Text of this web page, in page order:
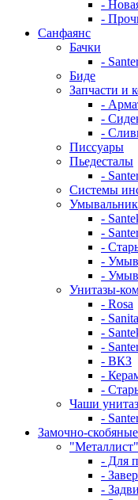
-
-
Санфаянс
Бачки
-
Биде
Запчасти и
-
-
-
Писсуары
Пьедесталы
-
Системы
-
-
-
-
-
Унитазы-
- Rosa
- Sanita
-
-
- ВКЗ
-
-
Чаши
-
Замочно-
- Для
-
-